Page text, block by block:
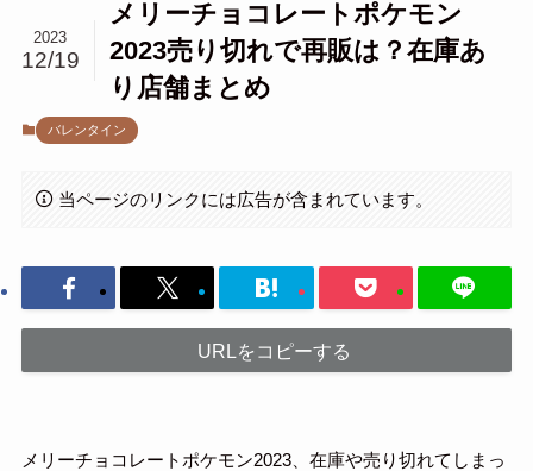
メリーチョコレートポケモン
2023売り切れで再販は？在庫あ
り店舗まとめ
2023
12/19
バレンタイン
当ページのリンクには広告が含まれています。
URLをコピーする
メリーチョコレートポケモン2023、在庫や売り切れてしまっ